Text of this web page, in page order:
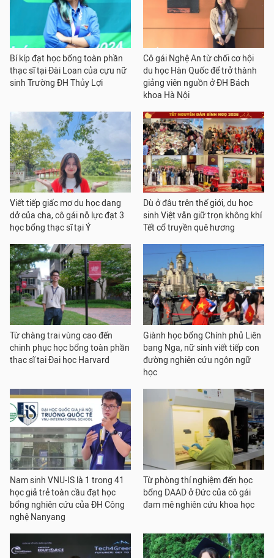
Bí kíp đạt học bổng toàn phần
thạc sĩ tại Đài Loan của cựu nữ
sinh Trường ĐH Thủy Lợi
Cô gái Nghệ An từ chối cơ hội
du học Hàn Quốc để trở thành
giảng viên nguồn ở ĐH Bách
khoa Hà Nội
Viết tiếp giấc mơ du học dang
dở của cha, cô gái nỗ lực đạt 3
học bổng thạc sĩ tại Ý
Dù ở đâu trên thế giới, du học
sinh Việt vẫn giữ trọn không khí
Tết cổ truyền quê hương
Từ chàng trai vùng cao đến
chinh phục học bổng toàn phần
thạc sĩ tại Đại học Harvard
Giành học bổng Chính phủ Liên
bang Nga, nữ sinh viết tiếp con
đường nghiên cứu ngôn ngữ
học
Nam sinh VNU-IS là 1 trong 41
học giả trẻ toàn cầu đạt học
bổng nghiên cứu của ĐH Công
nghệ Nanyang
Từ phòng thí nghiệm đến học
bổng DAAD ở Đức của cô gái
đam mê nghiên cứu khoa học